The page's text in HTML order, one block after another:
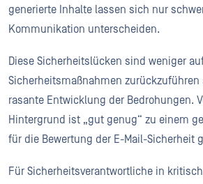
generierte Inhalte lassen sich nur
Kommunikation unterscheiden.
Diese Sicherheitslücken sind weniger
Sicherheitsmaßnahmen
rasante Entwicklung der Bedrohungen.
Hintergrund ist „gut genug“ zu einem
für die Bewertung der E-Mail-Sicherheit
Für Sicherheitsverantwortliche in